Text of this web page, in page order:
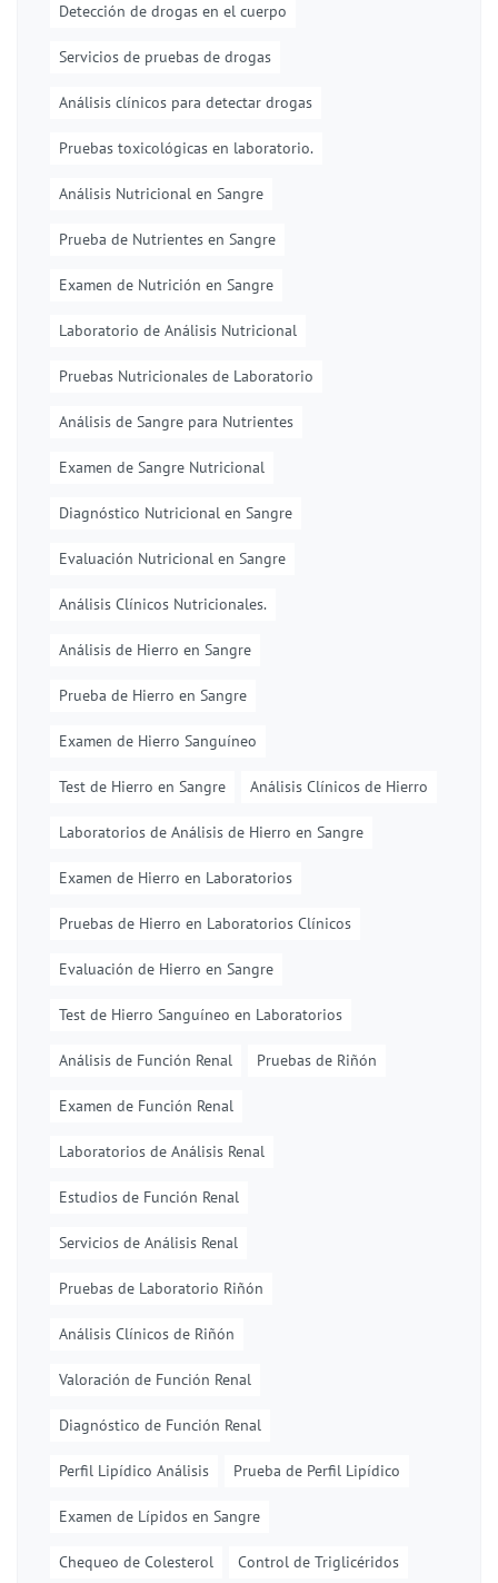
Detección de drogas en el cuerpo
Servicios de pruebas de drogas
Análisis clínicos para detectar drogas
Pruebas toxicológicas en laboratorio.
Análisis Nutricional en Sangre
Prueba de Nutrientes en Sangre
Examen de Nutrición en Sangre
Laboratorio de Análisis Nutricional
Pruebas Nutricionales de Laboratorio
Análisis de Sangre para Nutrientes
Examen de Sangre Nutricional
Diagnóstico Nutricional en Sangre
Evaluación Nutricional en Sangre
Análisis Clínicos Nutricionales.
Análisis de Hierro en Sangre
Prueba de Hierro en Sangre
Examen de Hierro Sanguíneo
Test de Hierro en Sangre Análisis Clínicos de Hierro
Laboratorios de Análisis de Hierro en Sangre
Examen de Hierro en Laboratorios
Pruebas de Hierro en Laboratorios Clínicos
Evaluación de Hierro en Sangre
Test de Hierro Sanguíneo en Laboratorios
Análisis de Función Renal Pruebas de Riñón
Examen de Función Renal
Laboratorios de Análisis Renal
Estudios de Función Renal
Servicios de Análisis Renal
Pruebas de Laboratorio Riñón
Análisis Clínicos de Riñón
Valoración de Función Renal
Diagnóstico de Función Renal
Perfil Lipídico Análisis Prueba de Perfil Lipídico
Examen de Lípidos en Sangre
Chequeo de Colesterol Control de Triglicéridos